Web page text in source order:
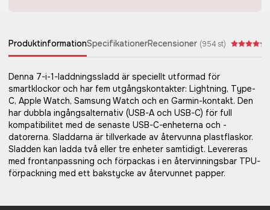
ProduktinformationSpecifikationerRecensioner (954 st)
Denna 7-i-1-laddningssladd är speciellt utformad för
smartklockor och har fem utgångskontakter: Lightning, Type-
C, Apple Watch, Samsung Watch och en Garmin-kontakt. Den
har dubbla ingångsalternativ (USB-A och USB-C) för full
kompatibilitet med de senaste USB-C-enheterna och -
datorerna. Sladdarna är tillverkade av återvunna plastflaskor.
Sladden kan ladda två eller tre enheter samtidigt. Levereras
med frontanpassning och förpackas i en återvinningsbar TPU-
förpackning med ett bakstycke av återvunnet papper.